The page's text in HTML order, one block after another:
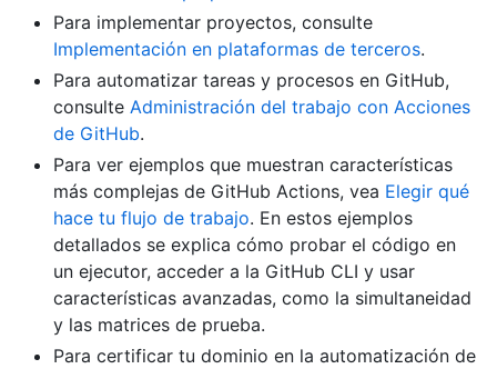
Para implementar proyectos, consulte
Implementación en plataformas de terceros.
Para automatizar tareas y procesos en GitHub,
consulte Administración del trabajo con Acciones
de GitHub.
Para ver ejemplos que muestran características
más complejas de GitHub Actions, vea Elegir qué
hace tu flujo de trabajo. En estos ejemplos
detallados se explica cómo probar el código en
un ejecutor, acceder a la GitHub CLI y usar
características avanzadas, como la simultaneidad
y las matrices de prueba.
Para certificar tu dominio en la automatización de